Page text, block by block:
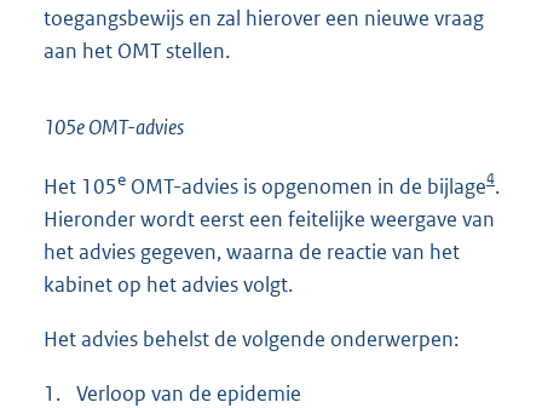
toegangsbewijs en zal hierover een nieuwe vraag
aan het OMT stellen.
105e OMT-advies
Het 105e OMT-advies is opgenomen in de bijlage4.
Hieronder wordt eerst een feitelijke weergave van
het advies gegeven, waarna de reactie van het
kabinet op het advies volgt.
Het advies behelst de volgende onderwerpen:
1. Verloop van de epidemie